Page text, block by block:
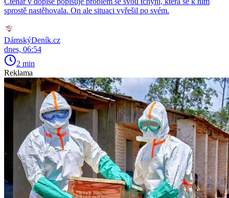
sprostě nastěhovala. On ale situaci vyřešil po svém.
DámskýDeník.cz
dnes, 06:54
2 min
Reklama